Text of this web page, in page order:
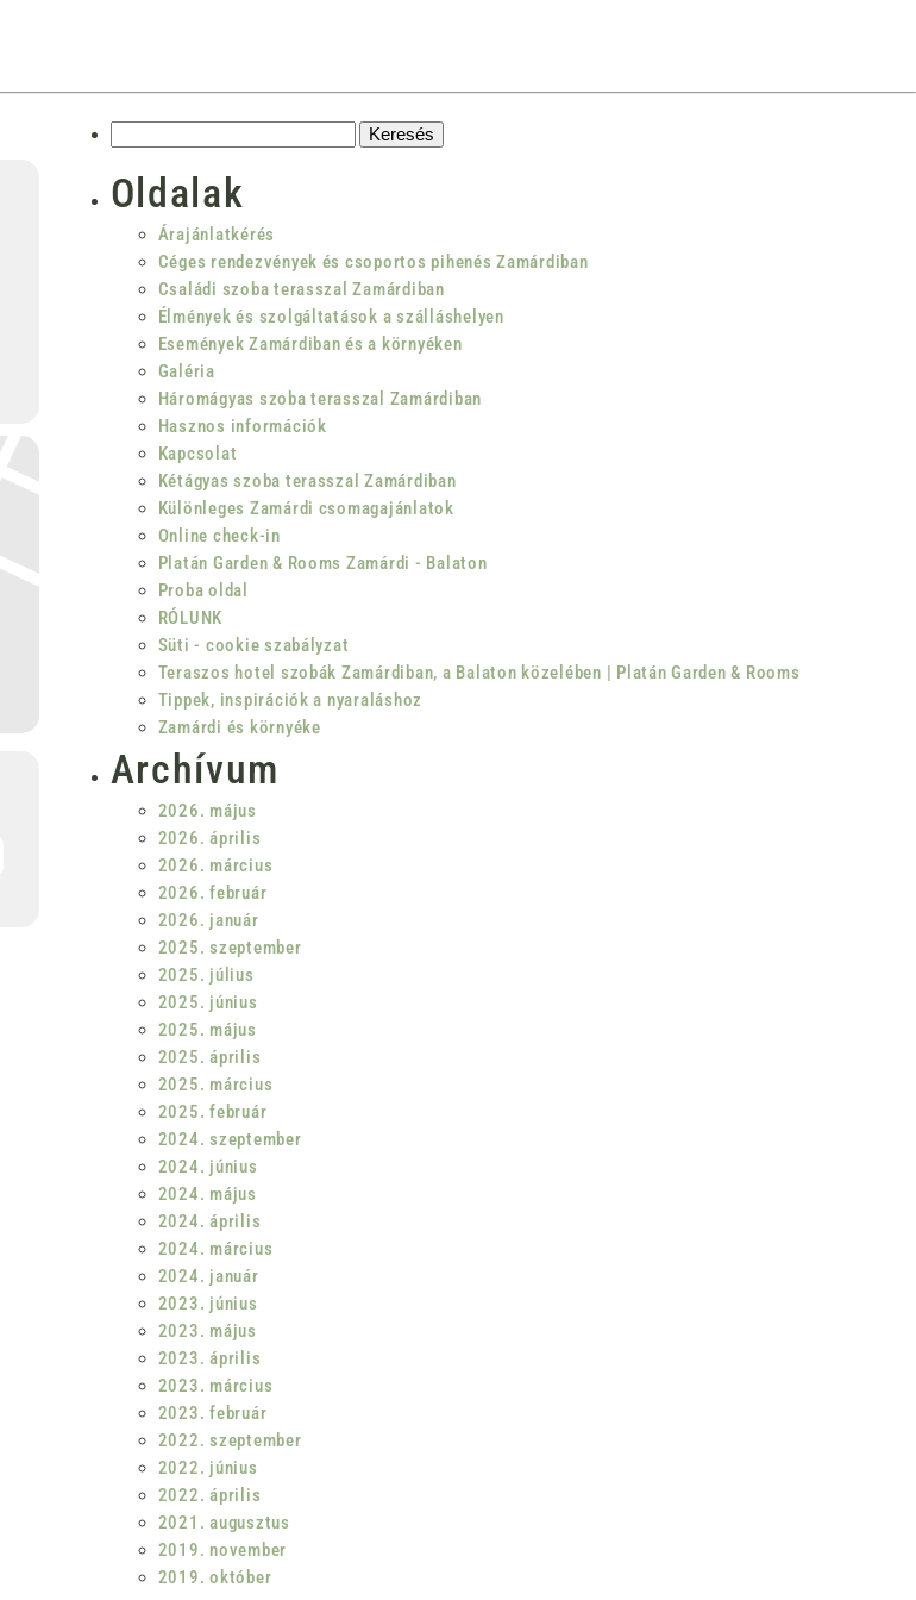
Oldalak
Árajánlatkérés
Céges rendezvények és csoportos pihenés Zamárdiban
Családi szoba terasszal Zamárdiban
Élmények és szolgáltatások a szálláshelyen
Események Zamárdiban és a környéken
Galéria
Háromágyas szoba terasszal Zamárdiban
Hasznos információk
Kapcsolat
Kétágyas szoba terasszal Zamárdiban
Különleges Zamárdi csomagajánlatok
Online check-in
Platán Garden & Rooms Zamárdi - Balaton
Proba oldal
RÓLUNK
Süti - cookie szabályzat
Teraszos hotel szobák Zamárdiban, a Balaton közelében | Platán Garden & Rooms
Tippek, inspirációk a nyaraláshoz
Zamárdi és környéke
Archívum
2026. május
2026. április
2026. március
2026. február
2026. január
2025. szeptember
2025. július
2025. június
2025. május
2025. április
2025. március
2025. február
2024. szeptember
2024. június
2024. május
2024. április
2024. március
2024. január
2023. június
2023. május
2023. április
2023. március
2023. február
2022. szeptember
2022. június
2022. április
2021. augusztus
2019. november
2019. október